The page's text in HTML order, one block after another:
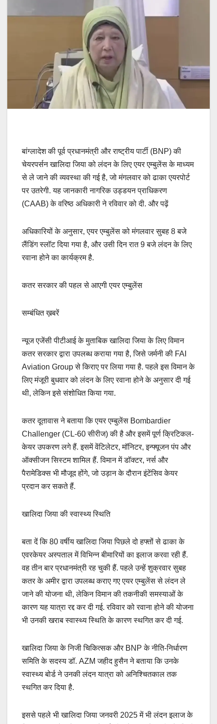
बांग्लादेश की पूर्व प्रधानमंत्री और राष्ट्रीय पार्टी (BNP) की
चेयरपर्सन खालिदा जिया को लंदन के लिए एयर एम्बुलेंस के माध्यम
से ले जाने की व्यवस्था की गई है, जो मंगलवार को ढाका एयरपोर्ट
पर उतरेगी. यह जानकारी नागरिक उड्डयन प्राधिकरण
(CAAB) के वरिष्ठ अधिकारी ने रविवार को दी. और पढ़ें
अधिकारियों के अनुसार, एयर एम्बुलेंस को मंगलवार सुबह 8 बजे
लैंडिंग स्लॉट दिया गया है, और उसी दिन रात 9 बजे लंदन के लिए
रवाना होने का कार्यक्रम है.
कतर सरकार की पहल से आएगी एयर एम्बुलेंस
सम्बंधित ख़बरें
न्यूज एजेंसी पीटीआई के मुताबिक खालिदा जिया के लिए विमान
कतर सरकार द्वारा उपलब्ध कराया गया है, जिसे जर्मनी की FAI
Aviation Group से किराए पर लिया गया है. पहले इस विमान के
लिए मंजूरी बुधवार को लंदन के लिए रवाना होने के अनुसार दी गई
थी, लेकिन इसे संशोधित किया गया.
कतर दूतावास ने बताया कि एयर एम्बुलेंस Bombardier
Challenger (CL-60 सीरीज) की है और इसमें पूर्ण क्रिटिकल-
केयर उपकरण लगे हैं. इसमें वेंटिलेटर, मॉनिटर, इन्फ्यूजन पंप और
ऑक्सीजन सिस्टम शामिल हैं. विमान में डॉक्टर, नर्स और
पैरामेडिक्स भी मौजूद होंगे, जो उड़ान के दौरान इंटेंसिव केयर
प्रदान कर सकते हैं.
खालिदा जिया की स्वास्थ्य स्थिति
बता दें कि 80 वर्षीय खालिदा जिया पिछले दो हफ्तों से ढाका के
एवरकेयर अस्पताल में विभिन्न बीमारियों का इलाज करवा रही हैं.
वह तीन बार प्रधानमंत्री रह चुकी हैं. पहले उन्हें शुक्रवार सुबह
कतर के अमीर द्वारा उपलब्ध कराए गए एयर एम्बुलेंस से लंदन ले
जाने की योजना थी, लेकिन विमान की तकनीकी समस्याओं के
कारण यह यात्रा रद्द कर दी गई. रविवार को रवाना होने की योजना
भी उनकी खराब स्वास्थ्य स्थिति के कारण स्थगित कर दी गई.
खालिदा जिया के निजी चिकित्सक और BNP के नीति-निर्धारण
समिति के सदस्य डॉ. AZM जहीद हुसैन ने बताया कि उनके
स्वास्थ्य बोर्ड ने उनकी लंदन यात्रा को अनिश्चितकाल तक
स्थगित कर दिया है.
इससे पहले भी खालिदा जिया जनवरी 2025 में भी लंदन इलाज के